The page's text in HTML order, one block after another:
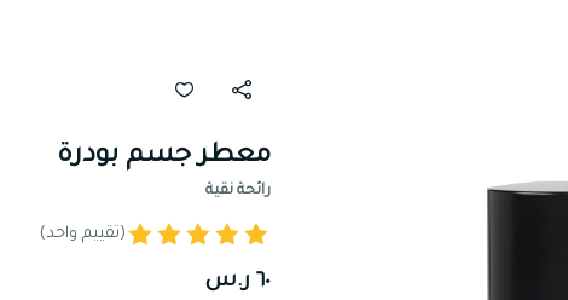
معطر جسم بودرة
رائحة نقية
(تقييم واحد)
٦٠ ر.س